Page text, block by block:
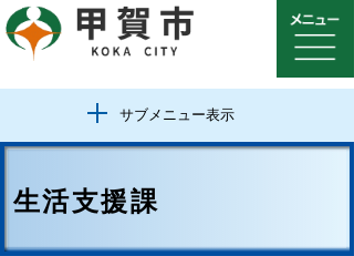
サブメニュー表示
生活支援課